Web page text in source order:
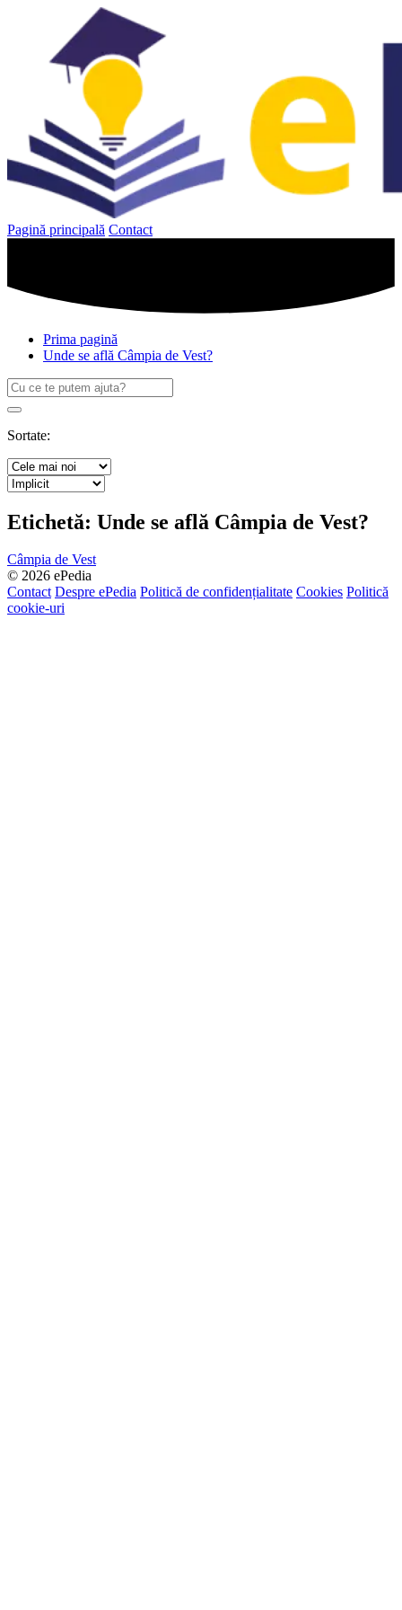
Pagină principală Contact
Prima pagină
Unde se află Câmpia de Vest?
Caută
după:
Search
Sortate:
Etichetă: Unde se află Câmpia de Vest?
Câmpia de Vest
© 2026 ePedia
Contact Despre ePedia Politică de confidențialitate Cookies Politică
cookie-uri